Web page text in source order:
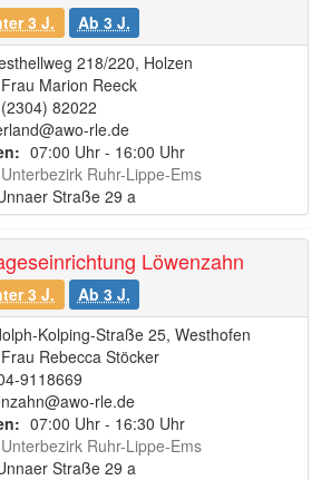
3 J.
Ab 3 J.
218/220, Holzen
Frau Marion Reeck
82022
rle.de
07:00 Uhr - 16:00 Uhr
Ruhr-Lippe-Ems
Straße 29 a
Löwenzahn
3 J.
Ab 3 J.
Kolping-Straße 25, Westhofen
Frau Rebecca Stöcker
9118669
rle.de
07:00 Uhr - 16:30 Uhr
Ruhr-Lippe-Ems
Straße 29 a